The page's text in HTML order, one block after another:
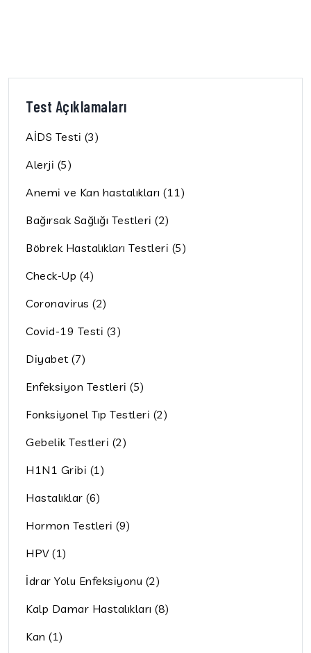
Test Açıklamaları
AİDS Testi (3)
Alerji (5)
Anemi ve Kan hastalıkları (11)
Bağırsak Sağlığı Testleri (2)
Böbrek Hastalıkları Testleri (5)
Check-Up (4)
Coronavirus (2)
Covid-19 Testi (3)
Diyabet (7)
Enfeksiyon Testleri (5)
Fonksiyonel Tıp Testleri (2)
Gebelik Testleri (2)
H1N1 Gribi (1)
Hastalıklar (6)
Hormon Testleri (9)
HPV (1)
İdrar Yolu Enfeksiyonu (2)
Kalp Damar Hastalıkları (8)
Kan (1)